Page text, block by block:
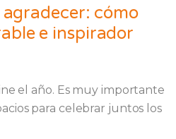
cómo
e inspirador
el año. Es muy importante
para celebrar juntos los